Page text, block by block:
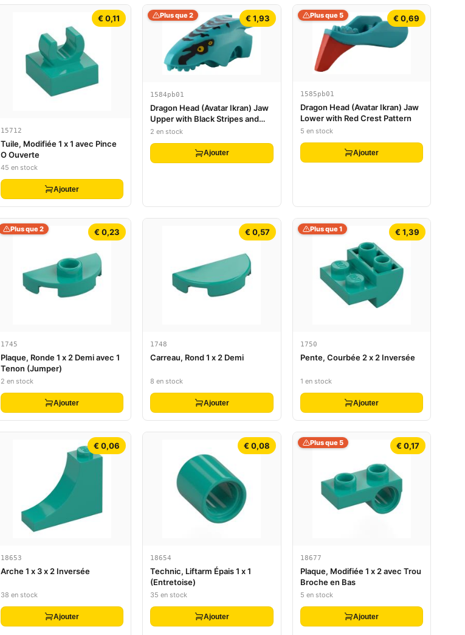
€ 0,11
15712
Tuile, Modifiée 1 x 1 avec Pince
O Ouverte
45 en stock
Ajouter
€ 1,93
Plus que 2
1584pb01
Dragon Head (Avatar Ikran) Jaw
Upper with Black Stripes and
Bright Light Orange Eyes
2 en stock
Ajouter
€ 0,69
Plus que 5
1585pb01
Dragon Head (Avatar Ikran) Jaw
Lower with Red Crest Pattern
5 en stock
Ajouter
€ 0,23
Plus que 2
1745
Plaque, Ronde 1 x 2 Demi avec 1
Tenon (Jumper)
2 en stock
Ajouter
€ 0,57
1748
Carreau, Rond 1 x 2 Demi
8 en stock
Ajouter
€ 1,39
Plus que 1
1750
Pente, Courbée 2 x 2 Inversée
1 en stock
Ajouter
€ 0,06
18653
Arche 1 x 3 x 2 Inversée
38 en stock
Ajouter
€ 0,08
18654
Technic, Liftarm Épais 1 x 1
(Entretoise)
35 en stock
Ajouter
€ 0,17
Plus que 5
18677
Plaque, Modifiée 1 x 2 avec Trou
Broche en Bas
5 en stock
Ajouter